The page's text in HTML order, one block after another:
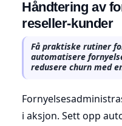
Håndtering av
reseller-kunder
Få praktiske rutiner
automatisere
redusere churn med
i aksjon. Sett opp